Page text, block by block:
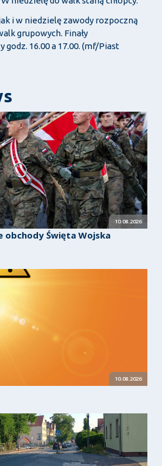
i w niedzielę zawody rozpoczną
grupowych. Finały
godz. 16.00 a 17.00. (mf/Piast
10.08.2026
obchody Święta Wojska
10.08.2026